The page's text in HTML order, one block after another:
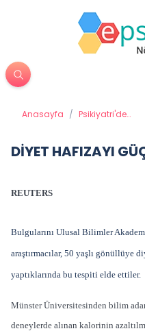
Anasayfa / Psikiyatri'de
DİYET HAFIZAYI
REUTERS
Bulgularını Ulusal Bilimler
araştırmacılar, 50 yaşlı gönüllüye
yaptıklarında bu tespiti elde ettiler.
Münster Üniversitesinden bilim
deneylerde alınan kalorinin